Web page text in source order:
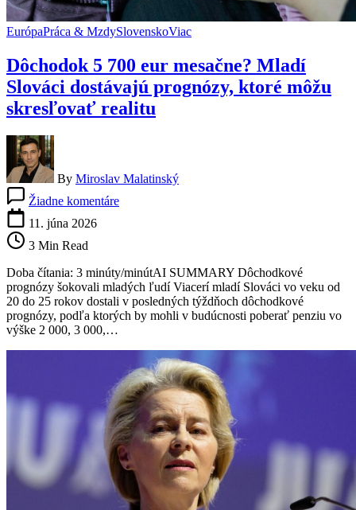
EurópaPráca & MzdySlovenskoViac
Dôchodok 5 700 eur mesačne? Mladí
Slováci dostávajú prognózy, ktoré môžu
skresľovať realitu
By Miroslav Malatinský
Žiadne komentáreDôchodok
Mladí
Slováci
dostávajú
prognózy,
môžu
skresľovať
realitu
11. júna 2026
3 Min Read
Doba čítania: 3 minúty/minútAI SUMMARY Dôchodkové
prognózy šokovali mladých ľudí Viacerí mladí Slováci vo veku od
20 do 25 rokov dostali v posledných týždňoch dôchodkové
prognózy, podľa ktorých by mohli v budúcnosti poberať penziu vo
výške 2 000, 3 000,…